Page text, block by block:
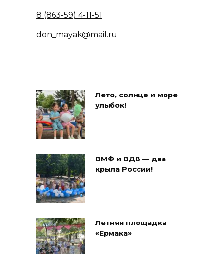
8 (863-59) 4-11-51
don_mayak@mail.ru
Лето, солнце и море
улыбок!
ВМФ и ВДВ — два
крыла России!
Летняя площадка
«Ермака»